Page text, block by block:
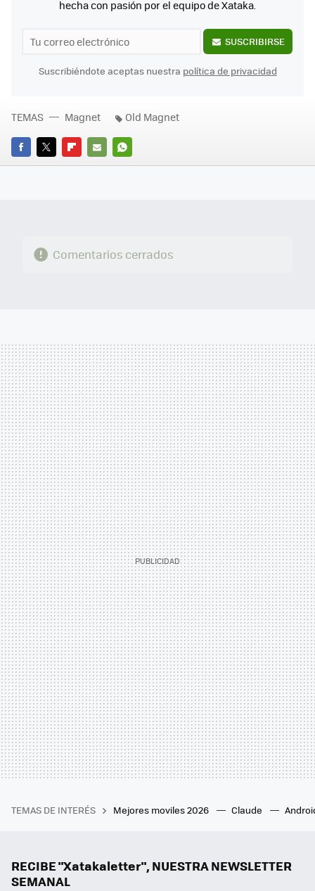
hecha con pasión por el equipo de Xataka.
SUSCRIBIRSE
Suscribiéndote aceptas nuestra política de privacidad
FACEBOOK
TWITTERFLIPBOARD
E-
WHATSAPP
TEMAS Magnet Old Magnet
Comentarios cerrados
TEMAS DE INTERÉS Mejores moviles 2026 Claude
RECIBE "Xatakaletter", NUESTRA NEWSLETTER
SEMANAL